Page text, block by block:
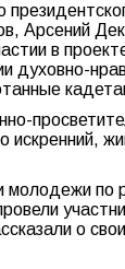
в
духовно-
молодежи
о